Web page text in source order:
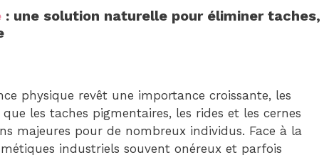
: une solution naturelle pour éliminer taches,
physique revêt une importance croissante, les
les taches pigmentaires, les rides et les cernes
majeures pour de nombreux individus. Face à la
industriels souvent onéreux et parfois